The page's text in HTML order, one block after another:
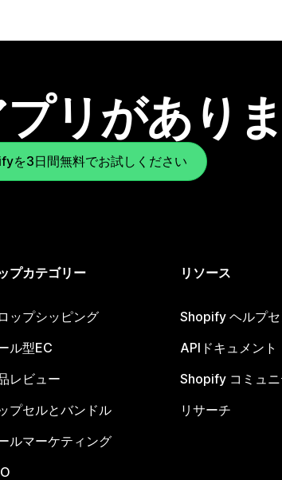
リがあり
を3日間無料でお試しください
プカテゴリー
ップシッピング
ル型EC
レビュー
プセルとバンドル
ルマーケティング
リソース
Shopify ヘルプ
APIドキュメント
Shopify コミュニ
リサーチ